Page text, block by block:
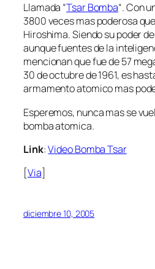
Llamada “Tsar Bomba“. Con
3800 veces mas poderosa
Hiroshima. Siendo su poder
aunque fuentes de la
mencionan que fue de 57
30 de octubre de 1961, es
armamento atomico mas
Esperemos, nunca mas se
bomba atomica.
Link:Video Bomba Tsar
[Via]
diciembre 10, 2005